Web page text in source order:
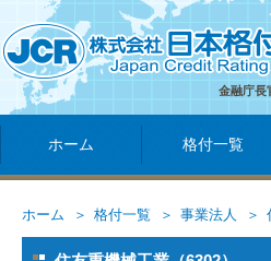
金融庁
ホーム 格付一覧
ホーム 格付一覧 事業法人